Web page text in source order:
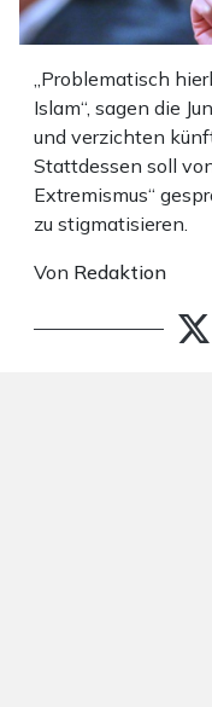
„Problematisch
Islam“, sagen die
und verzichten
Stattdessen soll
Extremismus“
zu stigmatisieren.
Von Redaktion